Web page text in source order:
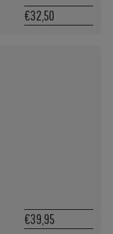
€32,50
€39,95